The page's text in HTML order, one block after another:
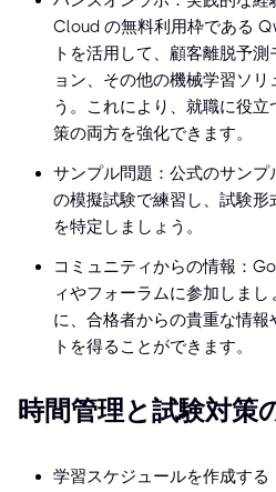
Cloud の無料利用枠である
トを活用して、顧客離脱予
ョン、その他の機械学習ソ
う。これにより、就職に役
策の両方を強化できます。
サンプル問題：公式のサン
の模擬試験で練習し、試験
を特定しましょう。
コミュニティからの情報：
ィやフォーラムに参加しま
に、合格者からの貴重な情
トを得ることができます。
時間管理と試験対策
学習スケジュールを作成す